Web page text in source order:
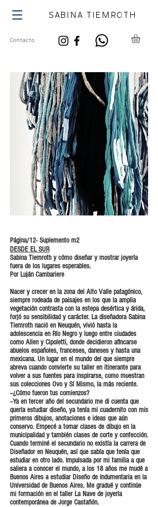
Contacto
SABINA TIEMROTH
Página/12- Suplemento m2
DESDE EL SUR
Sabina Tiemroth y cómo diseñar y mostrar joyería
fuera de los lugares esperables.
Por Luján Cambariere
Nacer y crecer en la zona del Alto Valle patagónico,
siempre rodeada de paisajes en los que la amplia
vegetación contrasta con la estepa desértica y árida,
forjó su sensibilidad y carácter. La diseñadora Sabina
Tiemroth nació en Neuquén, vivió hasta la
adolescencia en Río Negro y luego entre ciudades
como Allen y Cipoletti, donde decidieron afincarse
abuelos españoles, franceses, daneses y hasta una
mexicana. Un lugar en el mundo del que siempre
abreva cuando convierte su taller en itinerante para
volver a sus fuentes para inspirarse, como muestran
sus colecciones Ovo y Sí Mismo, la más reciente.
–¿Cómo fueron tus comienzos?
–Ya en tercer año del secundario me di cuenta que
quería estudiar diseño, ya tenía mi cuadernito con mis
primeros dibujos, anotaciones e ideas que aún
conservo. Empecé a tomar clases de dibujo en la
municipalidad y también clases de corte y confección.
Cuando terminé el secundario no existía la carrera de
Diseñador en Neuquén, así que sabía que tenía que
estudiar en otro lado. Impulsada por mi familia a que
saliera a conocer el mundo, a los 18 años me mudé a
Buenos Aires a estudiar Diseño de Indumentaria en la
Universidad de Buenos Aires. Me gradué y continúe
mi formación en el taller La Nave de joyería
contemporánea de Jorge Castañón.